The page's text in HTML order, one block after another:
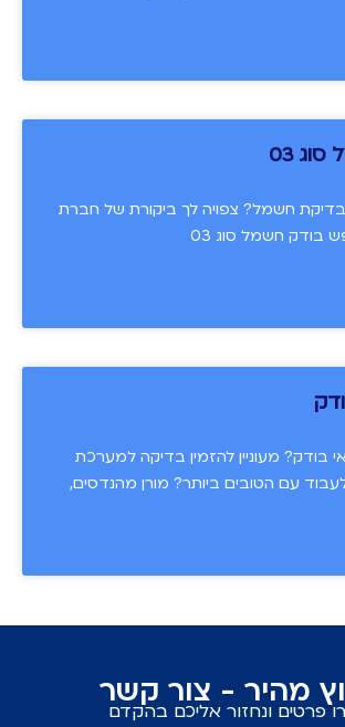
03
בדיקת חשמל? צפויה לך ביקורת של חברת
חשמל סוג 03
מעוניין להזמין בדיקה למערכת
עם הטובים ביותר? מורן מהנדסים,
מהיר - צור קשר
פרטים ונחזור אליכם בהקדם